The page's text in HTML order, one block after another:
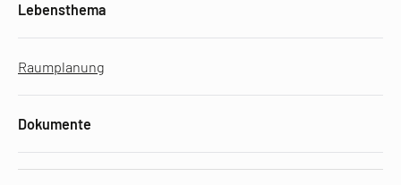
Lebensthema
Raumplanung
Dokumente